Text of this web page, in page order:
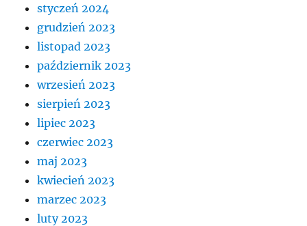
styczeń 2024
grudzień 2023
listopad 2023
październik 2023
wrzesień 2023
sierpień 2023
lipiec 2023
czerwiec 2023
maj 2023
kwiecień 2023
marzec 2023
luty 2023